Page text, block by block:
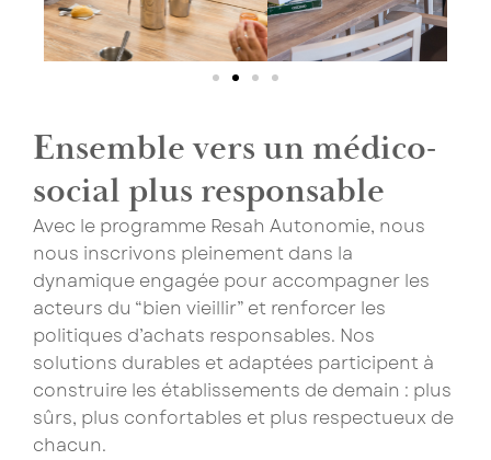
Ensemble vers un médico-
social plus responsable
Avec le programme Resah Autonomie, nous
nous inscrivons pleinement dans la
dynamique engagée pour accompagner les
acteurs du “bien vieillir” et renforcer les
politiques d’achats responsables. Nos
solutions durables et adaptées participent à
construire les établissements de demain : plus
sûrs, plus confortables et plus respectueux de
chacun.